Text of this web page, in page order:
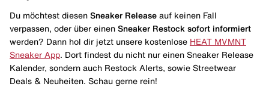
Du möchtest diesen Sneaker Release auf keinen Fall
verpassen, oder über einen Sneaker Restock sofort informiert
werden? Dann hol dir jetzt unsere kostenlose HEAT MVMNT
Sneaker App . Dort findest du nicht nur einen Sneaker Release
Kalender, sondern auch Restock Alerts, sowie Streetwear
Deals & Neuheiten. Schau gerne rein!